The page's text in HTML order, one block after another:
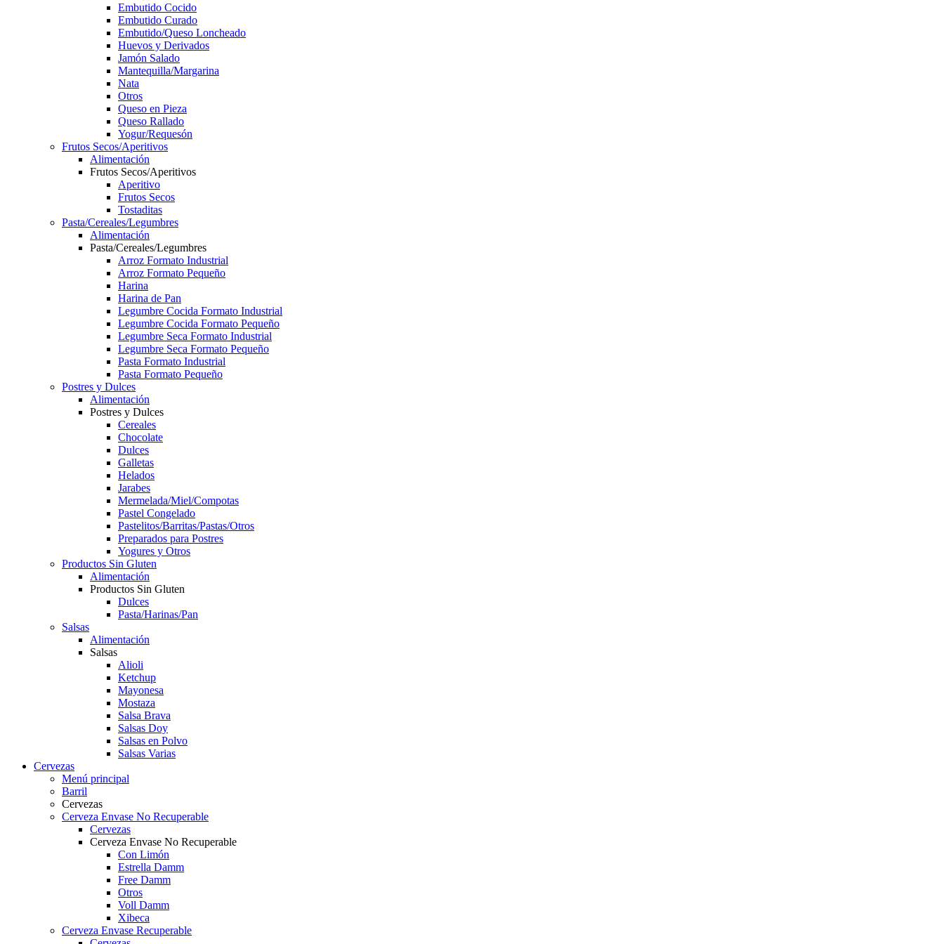
Embutido Cocido
Embutido Curado
Embutido/Queso Loncheado
Huevos y Derivados
Jamón Salado
Mantequilla/Margarina
Nata
Otros
Queso en Pieza
Queso Rallado
Yogur/Requesón
Frutos Secos/Aperitivos
Alimentación
Frutos Secos/Aperitivos
Aperitivo
Frutos Secos
Tostaditas
Pasta/Cereales/Legumbres
Alimentación
Pasta/Cereales/Legumbres
Arroz Formato Industrial
Arroz Formato Pequeño
Harina
Harina de Pan
Legumbre Cocida Formato Industrial
Legumbre Cocida Formato Pequeño
Legumbre Seca Formato Industrial
Legumbre Seca Formato Pequeño
Pasta Formato Industrial
Pasta Formato Pequeño
Postres y Dulces
Alimentación
Postres y Dulces
Cereales
Chocolate
Dulces
Galletas
Helados
Jarabes
Mermelada/Miel/Compotas
Pastel Congelado
Pastelitos/Barritas/Pastas/Otros
Preparados para Postres
Yogures y Otros
Productos Sin Gluten
Alimentación
Productos Sin Gluten
Dulces
Pasta/Harinas/Pan
Salsas
Alimentación
Salsas
Alioli
Ketchup
Mayonesa
Mostaza
Salsa Brava
Salsas Doy
Salsas en Polvo
Salsas Varias
Cervezas
Menú principal
Barril
Cervezas
Cerveza Envase No Recuperable
Cervezas
Cerveza Envase No Recuperable
Con Limón
Estrella Damm
Free Damm
Otros
Voll Damm
Xibeca
Cerveza Envase Recuperable